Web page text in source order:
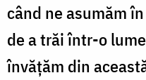
când ne asumăm
de a trăi într-o
învățăm din